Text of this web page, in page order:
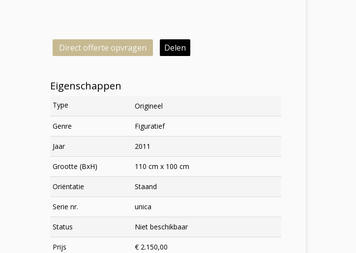
Direct offerte opvragen Delen
Eigenschappen
Type Origineel
Genre Figuratief
Jaar 2011
Grootte (BxH) 110 cm x 100 cm
Oriëntatie Staand
Serie nr. unica
Status Niet beschikbaar
Prijs € 2.150,00
×